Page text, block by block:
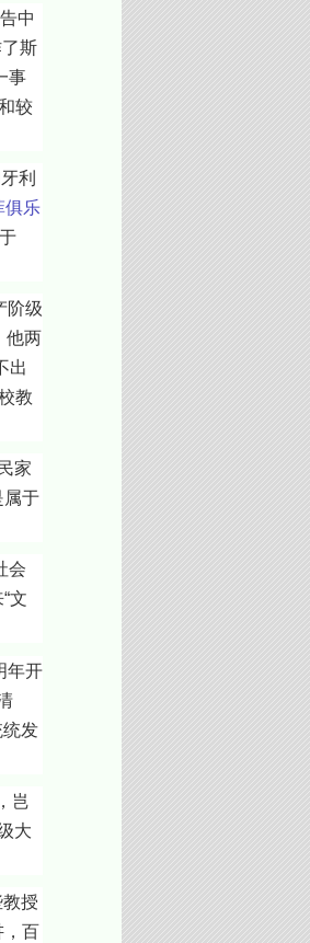
中
斯
事
较
利
俱乐
阶级
他两
出
教
家
属于
会
文
年开
发
岂
大
授
，百